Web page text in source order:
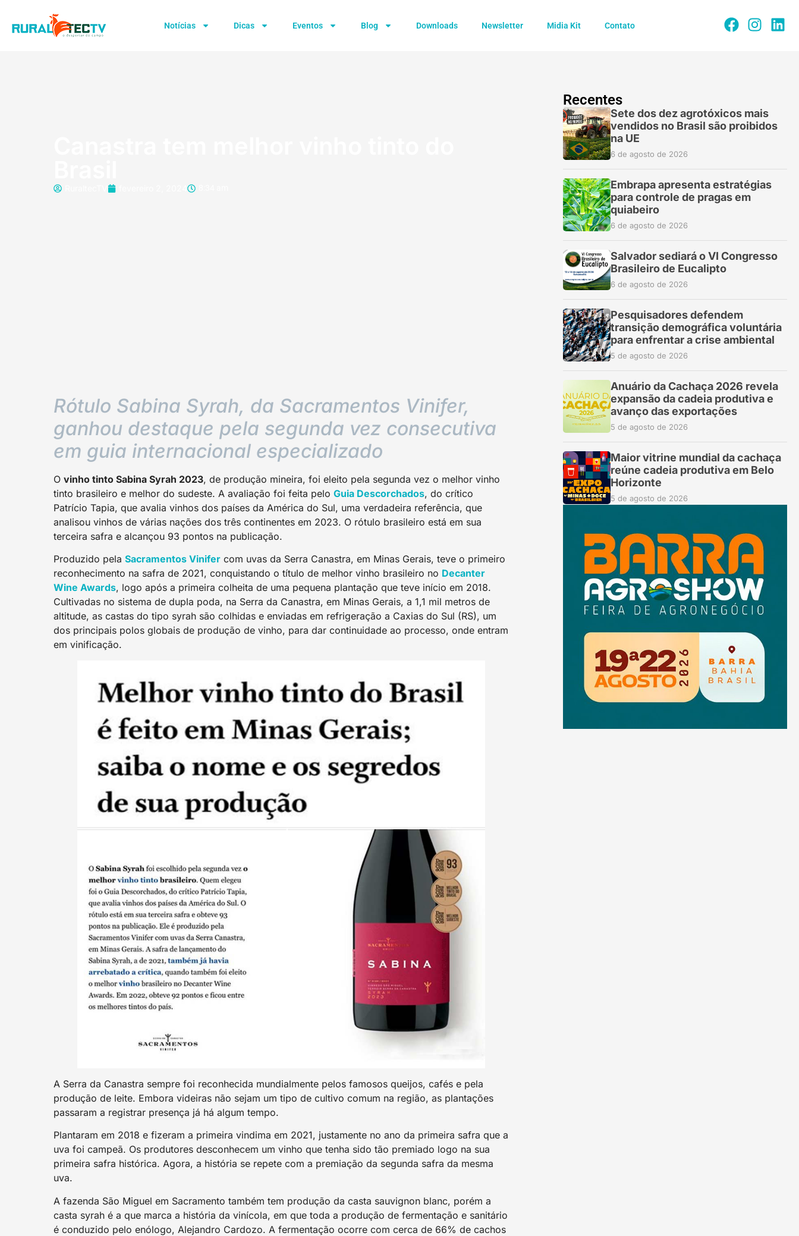
Notícias Dicas Eventos Blog Downloads Newsletter Midia Kit Contato
Rótulo Sabina Syrah, da Sacramentos Vinifer,
ganhou destaque pela segunda vez consecutiva
em guia internacional especializado
O vinho tinto Sabina Syrah 2023, de produção mineira, foi eleito pela segunda vez o melhor vinho
tinto brasileiro e melhor do sudeste. A avaliação foi feita pelo Guia Descorchados, do crítico
Patrício Tapia, que avalia vinhos dos países da América do Sul, uma verdadeira referência, que
analisou vinhos de várias nações dos três continentes em 2023. O rótulo brasileiro está em sua
terceira safra e alcançou 93 pontos na publicação.
Produzido pela Sacramentos Vinifer com uvas da Serra Canastra, em Minas Gerais, teve o primeiro
reconhecimento na safra de 2021, conquistando o título de melhor vinho brasileiro no Decanter
Wine Awards, logo após a primeira colheita de uma pequena plantação que teve início em 2018.
Cultivadas no sistema de dupla poda, na Serra da Canastra, em Minas Gerais, a 1,1 mil metros de
altitude, as castas do tipo syrah são colhidas e enviadas em refrigeração a Caxias do Sul (RS), um
dos principais polos globais de produção de vinho, para dar continuidade ao processo, onde entram
em vinificação.
A Serra da Canastra sempre foi reconhecida mundialmente pelos famosos queijos, cafés e pela
produção de leite. Embora videiras não sejam um tipo de cultivo comum na região, as plantações
passaram a registrar presença já há algum tempo.
Plantaram em 2018 e fizeram a primeira vindima em 2021, justamente no ano da primeira safra que a
uva foi campeã. Os produtores desconhecem um vinho que tenha sido tão premiado logo na sua
primeira safra histórica. Agora, a história se repete com a premiação da segunda safra da mesma
uva.
A fazenda São Miguel em Sacramento também tem produção da casta sauvignon blanc, porém a
casta syrah é a que marca a história da vinícola, em que toda a produção de fermentação e sanitário
é conduzido pelo enólogo, Alejandro Cardozo. A fermentação ocorre com cerca de 66% de cachos
Recentes
Sete dos dez agrotóxicos mais
vendidos no Brasil são proibidos
na UE
6 de agosto de 2026
Embrapa apresenta estratégias
para controle de pragas em
quiabeiro
6 de agosto de 2026
Salvador sediará o VI Congresso
Brasileiro de Eucalipto
6 de agosto de 2026
Pesquisadores defendem
transição demográfica voluntária
para enfrentar a crise ambiental
5 de agosto de 2026
Anuário da Cachaça 2026 revela
expansão da cadeia produtiva e
avanço das exportações
5 de agosto de 2026
Maior vitrine mundial da cachaça
reúne cadeia produtiva em Belo
Horizonte
5 de agosto de 2026